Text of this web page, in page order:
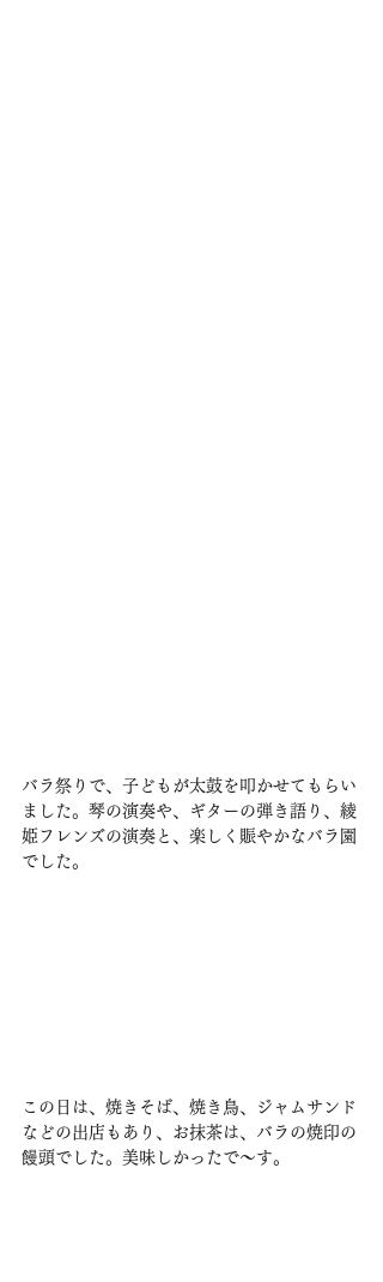
バラ祭りで、子どもが太鼓を叩かせてもらい
ました。琴の演奏や、ギターの弾き語り、綾
姫フレンズの演奏と、楽しく賑やかなバラ園
でした。
この日は、焼きそば、焼き鳥、ジャムサンド
などの出店もあり、お抹茶は、バラの焼印の
饅頭でした。美味しかったで〜す。